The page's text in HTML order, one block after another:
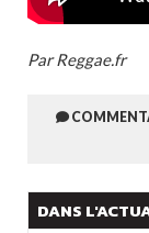
Par Reggae.fr
DANS